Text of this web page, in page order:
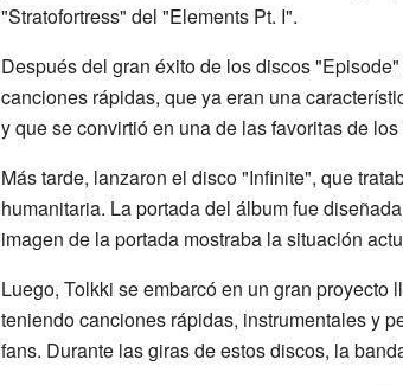
"Stratofortress" del "Elements Pt. I".
Después del gran éxito de los discos
canciones rápidas, que ya eran una
y que se convirtió en una de las favoritas de
Más tarde, lanzaron el disco "Infinite", que
humanitaria. La portada del álbum fue
imagen de la portada mostraba la situación
Luego, Tolkki se embarcó en un gran
teniendo canciones rápidas, instrumentales y
fans. Durante las giras de estos discos, la